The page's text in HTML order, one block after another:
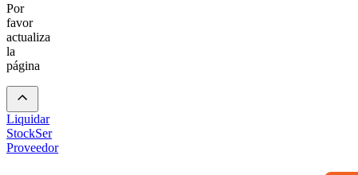
Por
favor
actualiza
la
página
Liquidar
StockSer
Proveedor